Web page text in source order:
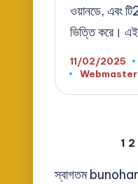
ওয়ানডে, এবং
ভিত্তি করে।
11/02/2025
Posted
Webmaster
1 2
স্বাগতম